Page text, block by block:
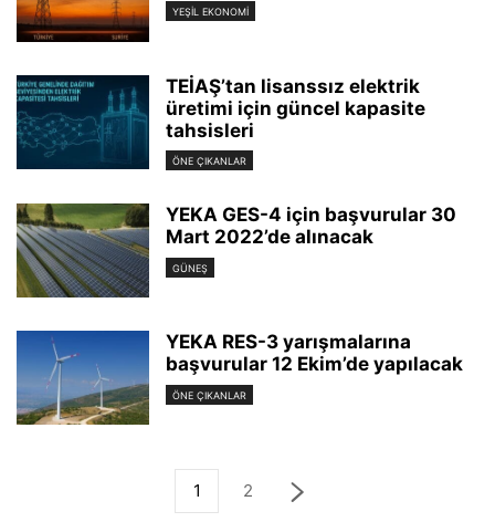
YEŞIL EKONOMI
TEİAŞ’tan lisanssız elektrik
üretimi için güncel kapasite
tahsisleri
ÖNE ÇIKANLAR
YEKA GES-4 için başvurular 30
Mart 2022’de alınacak
GÜNEŞ
YEKA RES-3 yarışmalarına
başvurular 12 Ekim’de yapılacak
ÖNE ÇIKANLAR
1 2